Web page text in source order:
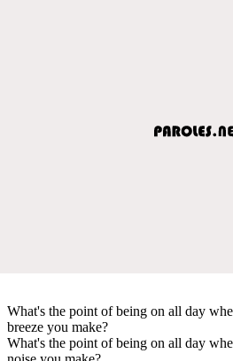
What's the point of being on all day
breeze you make?
What's the point of being on all day